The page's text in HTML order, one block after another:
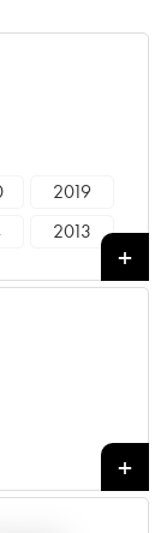
2019
2013
+